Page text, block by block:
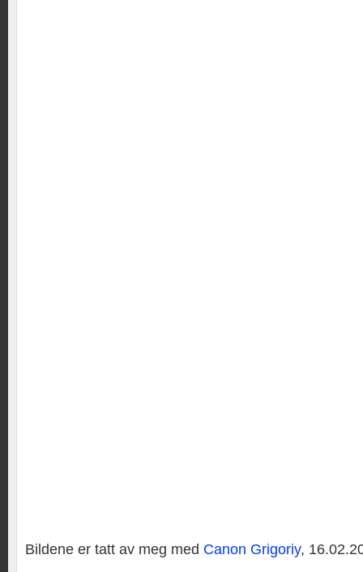
Bildene er tatt av meg med Canon Grigoriy,